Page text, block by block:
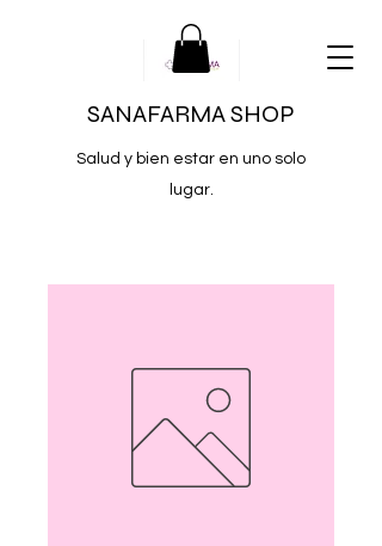
SANAFARMA SHOP
Salud y bien estar en uno solo
lugar.